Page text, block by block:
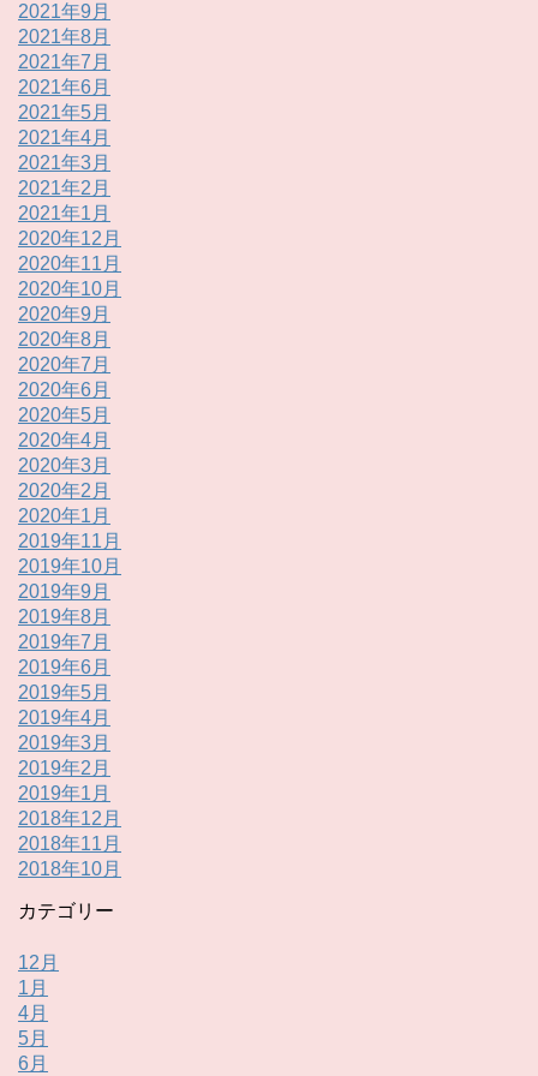
2021年9月
2021年8月
2021年7月
2021年6月
2021年5月
2021年4月
2021年3月
2021年2月
2021年1月
2020年12月
2020年11月
2020年10月
2020年9月
2020年8月
2020年7月
2020年6月
2020年5月
2020年4月
2020年3月
2020年2月
2020年1月
2019年11月
2019年10月
2019年9月
2019年8月
2019年7月
2019年6月
2019年5月
2019年4月
2019年3月
2019年2月
2019年1月
2018年12月
2018年11月
2018年10月
カテゴリー
12月
1月
4月
5月
6月